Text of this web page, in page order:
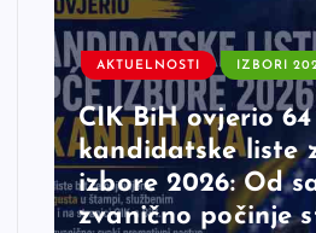
AKTUELNOSTI IZBORI
CIK BiH ovjerio 64
kandidatske liste
izbore 2026: Od
zvanično počinje